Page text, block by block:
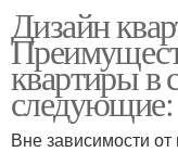
Дизайн
квартиры в
следующие:
Вне зависимости